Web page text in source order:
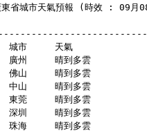
東省城市天氣預報 (時效 : 09月
城市     天氣
廣州     晴到多雲
佛山     晴到多雲
中山     晴到多雲
東莞     晴到多雲
深圳     晴到多雲
珠海     晴到多雲